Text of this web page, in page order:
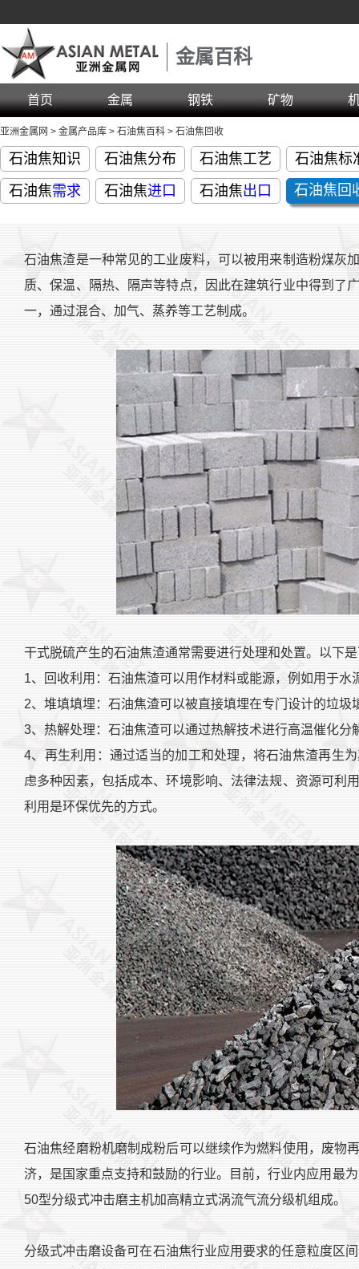
金属百科
首页 金属 钢铁 矿物
亚洲金属网 > 金属产品库 > 石油焦百科 > 石油焦回收
石油焦知识 石油焦分布 石油焦工艺
石油焦标
石油焦需求 石油焦进口 石油焦出口 石油焦回
石油焦渣是一种常见的工业废料，可以被用来制造粉煤灰
质、保温、隔热、隔声等特点，因此在建筑行业中得到了
一，通过混合、加气、蒸养等工艺制成。
干式脱硫产生的石油焦渣通常需要进行处理和处置。以下
1、回收利用：石油焦渣可以用作材料或能源，例如用于水
2、堆填填埋：石油焦渣可以被直接填埋在专门设计的垃圾
3、热解处理：石油焦渣可以通过热解技术进行高温催化
4、再生利用：通过适当的加工和处理，将石油焦渣再生
虑多种因素，包括成本、环境影响、法律法规、资源可利
利用是环保优先的方式。
石油焦经磨粉机磨制成粉后可以继续作为燃料使用，废物
济，是国家重点支持和鼓励的行业。目前，行业内应用最
50型分级式冲击磨主机加高精立式涡流气流分级机组成。
分级式冲击磨设备可在石油焦行业应用要求的任意粒度区